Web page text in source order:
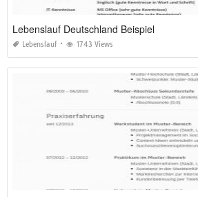
Lebenslauf Deutschland Beispiel
Lebenslauf 1743 Views